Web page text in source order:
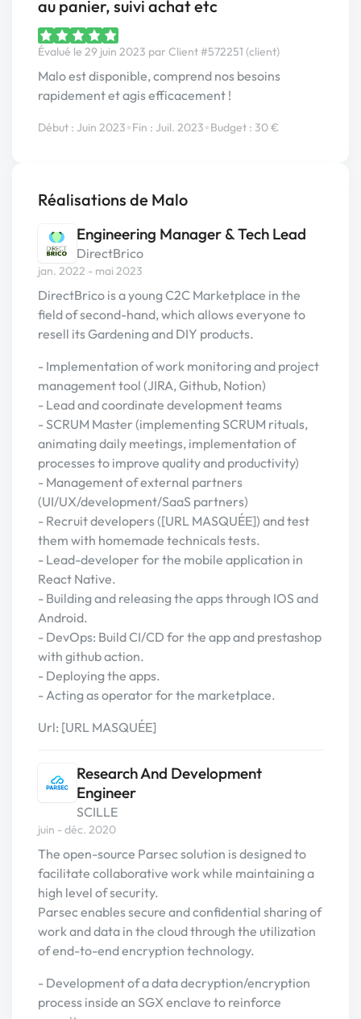
au panier, suivi achat etc
Évalué le 29 juin 2023 par Client #572251 (client)
Malo est disponible, comprend nos besoins
rapidement et agis efficacement !
Début : Juin 2023•Fin : Juil. 2023•Budget : 30 €
Réalisations de Malo
Engineering Manager & Tech Lead
DirectBrico
jan. 2022 - mai 2023
DirectBrico is a young C2C Marketplace in the
field of second-hand, which allows everyone to
resell its Gardening and DIY products.
- Implementation of work monitoring and project
management tool (JIRA, Github, Notion)
- Lead and coordinate development teams
- SCRUM Master (implementing SCRUM rituals,
animating daily meetings, implementation of
processes to improve quality and productivity)
- Management of external partners
(UI/UX/development/SaaS partners)
- Recruit developers ([URL MASQUÉE]) and test
them with homemade technicals tests.
- Lead-developer for the mobile application in
React Native.
- Building and releasing the apps through IOS and
Android.
- DevOps: Build CI/CD for the app and prestashop
with github action.
- Deploying the apps.
- Acting as operator for the marketplace.
Url: [URL MASQUÉE]
Research And Development
Engineer
SCILLE
juin - déc. 2020
The open-source Parsec solution is designed to
facilitate collaborative work while maintaining a
high level of security.
Parsec enables secure and confidential sharing of
work and data in the cloud through the utilization
of end-to-end encryption technology.
- Development of a data decryption/encryption
process inside an SGX enclave to reinforce